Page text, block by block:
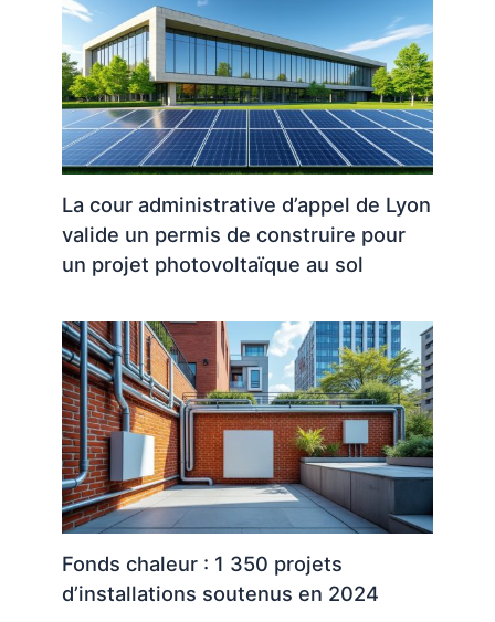
La cour administrative d’appel de Lyon
valide un permis de construire pour
un projet photovoltaïque au sol
Fonds chaleur : 1 350 projets
d’installations soutenus en 2024